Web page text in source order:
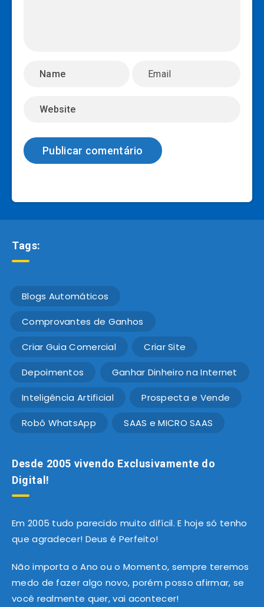
Tags:
Blogs Automáticos
Comprovantes de Ganhos
Criar Guia Comercial Criar Site
Depoimentos Ganhar Dinheiro na Internet
Inteligência Artificial Prospecta e Vende
Robô WhatsApp SAAS e MICRO SAAS
Desde 2005 vivendo Exclusivamente do
Digital!
Em 2005 tudo parecido muito difícil. E hoje só tenho
que agradecer! Deus é Perfeito!
Não importa o Ano ou o Momento, sempre teremos
medo de fazer algo novo, porém posso afirmar, se
você realmente quer, vai acontecer!